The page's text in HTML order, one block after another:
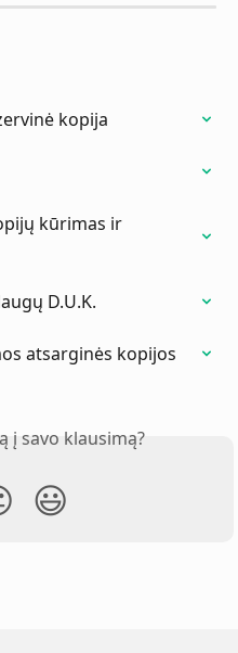
kopija
kūrimas ir
D.U.K.
atsarginės kopijos
į savo klausimą?
😃